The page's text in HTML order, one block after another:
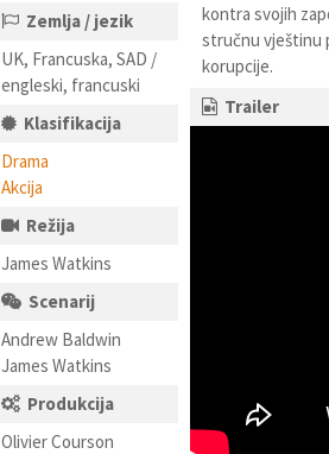
Zemlja / jezik
UK, Francuska, SAD /
engleski, francuski
Klasifikacija
Drama
Akcija
Režija
James Watkins
Scenarij
Andrew Baldwin
James Watkins
Produkcija
Olivier Courson
kontra svojih
stručnu vještinu
korupcije.
Trailer